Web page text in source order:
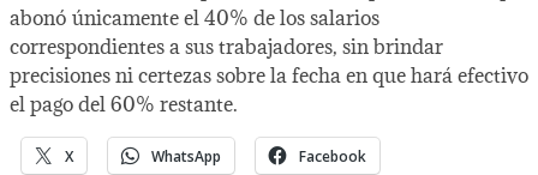
abonó únicamente el 40% de los salarios
correspondientes a sus trabajadores, sin brindar
precisiones ni certezas sobre la fecha en que hará efectivo
el pago del 60% restante.
X WhatsApp Facebook